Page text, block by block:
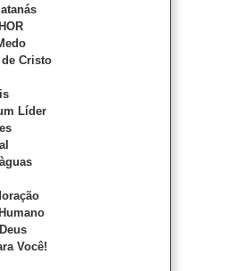
Cristo
Líder
Você!